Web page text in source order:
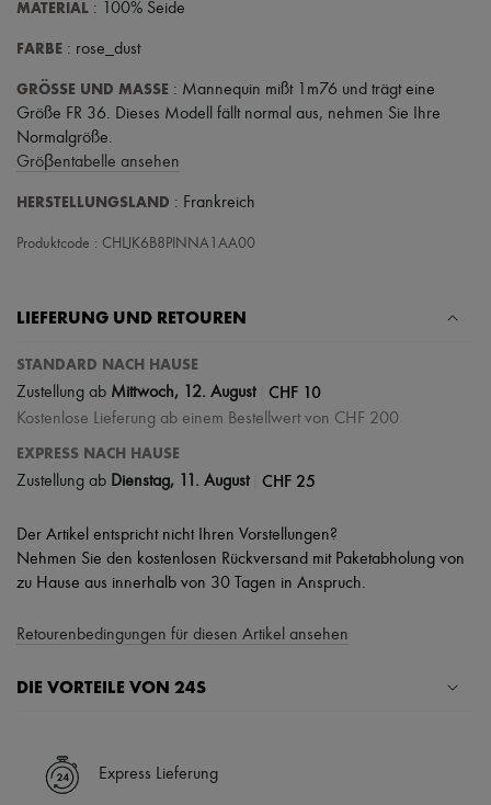
MATERIAL : 100% Seide
FARBE : rose_dust
GRÖSSE UND MASSE : Mannequin mißt 1m76 und trägt eine
Größe FR 36. Dieses Modell fällt normal aus, nehmen Sie Ihre
Normalgröße.
Gröβentabelle ansehen
HERSTELLUNGSLAND : Frankreich
Produktcode : CHLJK6B8PINNA1AA00
LIEFERUNG UND RETOUREN
STANDARD NACH HAUSE
Zustellung ab Mittwoch, 12. August CHF 10
Kostenlose Lieferung ab einem Bestellwert von CHF 200
EXPRESS NACH HAUSE
Zustellung ab Dienstag, 11. August CHF 25
Der Artikel entspricht nicht Ihren Vorstellungen?
Nehmen Sie den kostenlosen Rückversand mit Paketabholung von
zu Hause aus innerhalb von 30 Tagen in Anspruch.
Retourenbedingungen für diesen Artikel ansehen
DIE VORTEILE VON 24S
✓ Expresslieferung in über 100 Ländern
✓ Kostenlose Retouren
Express Lieferung